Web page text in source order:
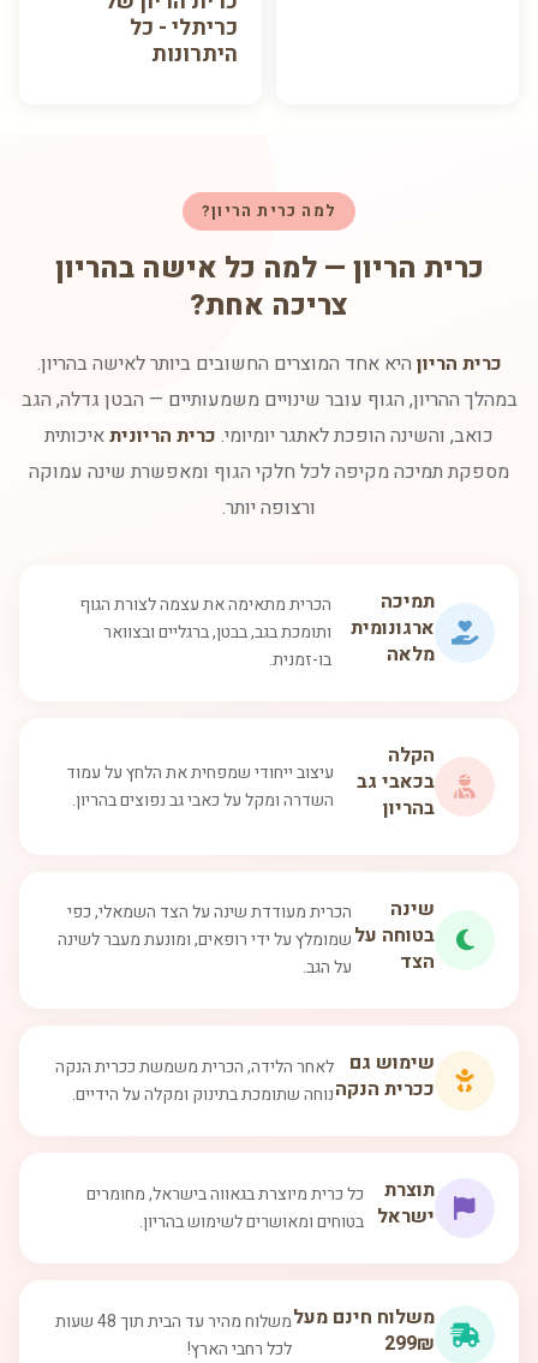
כריתלי - כל
היתרונות
למה כרית הריון?
כרית הריון — למה כל אישה בהריון
צריכה אחת?
כרית הריון היא אחד המוצרים החשובים ביותר לאישה בהריון.
במהלך ההריון, הגוף עובר שינויים משמעותיים — הבטן גדלה, הגב
כואב, והשינה הופכת לאתגר יומיומי. כרית הריוניתאיכותית
מספקת תמיכה מקיפה לכל חלקי הגוף ומאפשרת שינה עמוקה
ורצופה יותר.
תמיכה
ארגונומית
מלאה
הכרית מתאימה את עצמה לצורת הגוף
ותומכת בגב, בבטן, ברגליים ובצוואר
בו-זמנית.
הקלה
בכאבי גב
בהריון
עיצוב ייחודי שמפחית את הלחץ על עמוד
השדרה ומקל על כאבי גב נפוצים בהריון.
שינה
בטוחה על
הצד
הכרית מעודדת שינה על הצד השמאלי, כפי
שמומלץ על ידי רופאים, ומונעת מעבר לשינה
על הגב.
שימוש גם
ככרית הנקה
לאחר הלידה, הכרית משמשת ככרית הנקה
נוחה שתומכת בתינוק ומקלה על הידיים.
תוצרת
ישראל
כל כרית מיוצרת בגאווה בישראל, מחומרים
בטוחים ומאושרים לשימוש בהריון.
משלוח חינם מעל
299₪
משלוח מהיר עד הבית תוך 48 שעות
לכל רחבי הארץ!